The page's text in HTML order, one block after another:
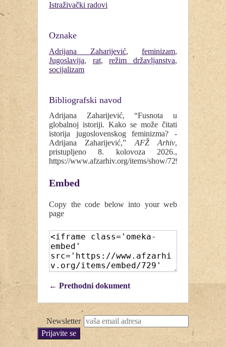
Istraživački radovi
Oznake
Adrijana Zaharijević, feminizam,
Jugoslavija, rat,režim državljanstva,
socijalizam
Bibliografski navod
Adrijana Zaharijević, “Fusnota u
globalnoj istoriji. Kako se može čitati
istorija jugoslovenskog feminizma? -
Adrijana Zaharijević,”AFŽ Arhiv,
pristupljeno 8. kolovoza 2026.,
https://www.afzarhiv.org/items/show/729
Embed
Copy the code below into your web
page
← Prethodni dokument
Newsletter